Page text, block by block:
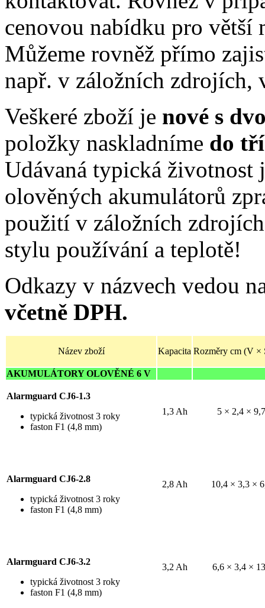
cenovou nabídku pro větší
Můžeme rovněž přímo
např. v záložních zdrojích,
Veškeré zboží je nové s
položky naskladníme do
Udávaná typická životnost
olověných akumulátorů
použití v záložních
stylu používání a teplotě!
Odkazy v názvech vedou
včetně DPH.
Název zboží Kapacita Rozměry cm (V ×
AKUMULÁTORY OLOVĚNÉ 6 V
Alarmguard CJ6-1.3
typická životnost 3 roky
faston F1 (4,8 mm)
1,3 Ah 5 × 2,4 × 9,7
Alarmguard CJ6-2.8
typická životnost 3 roky
faston F1 (4,8 mm)
2,8 Ah 10,4 × 3,3 ×
Alarmguard CJ6-3.2
typická životnost 3 roky
faston F1 (4,8 mm)
3,2 Ah 6,6 × 3,4 ×